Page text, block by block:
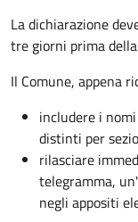
La dichiarazione
tre giorni prima
Il Comune, appena
includere i
distinti per
rilasciare
telegramma,
negli appositi